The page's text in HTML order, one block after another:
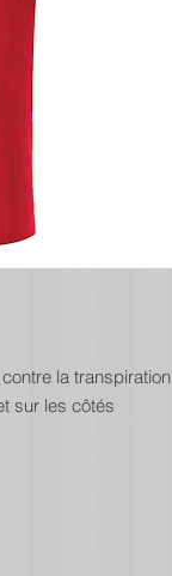
la transpiration
sur les côtés